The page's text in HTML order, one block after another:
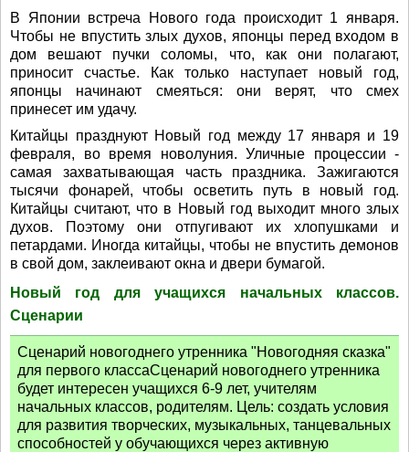
В Японии встреча Нового года происходит 1 января.
Чтобы не впустить злых духов, японцы перед входом в
дом вешают пучки соломы, что, как они полагают,
приносит счастье. Как только наступает новый год,
японцы начинают смеяться: они верят, что смех
принесет им удачу.
Китайцы празднуют Новый год между 17 января и 19
февраля, во время новолуния. Уличные процессии -
самая захватывающая часть праздника. Зажигаются
тысячи фонарей, чтобы осветить путь в новый год.
Китайцы считают, что в Новый год выходит много злых
духов. Поэтому они отпугивают их хлопушками и
петардами. Иногда китайцы, чтобы не впустить демонов
в свой дом, заклеивают окна и двери бумагой.
Новый год для учащихся начальных классов.
Сценарии
Сценарий новогоднего утренника "Новогодняя сказка"
для первого классаСценарий новогоднего утренника
будет интересен учащихся 6-9 лет, учителям
начальных классов, родителям. Цель: создать условия
для развития творческих, музыкальных, танцевальных
способностей у обучающихся через активную